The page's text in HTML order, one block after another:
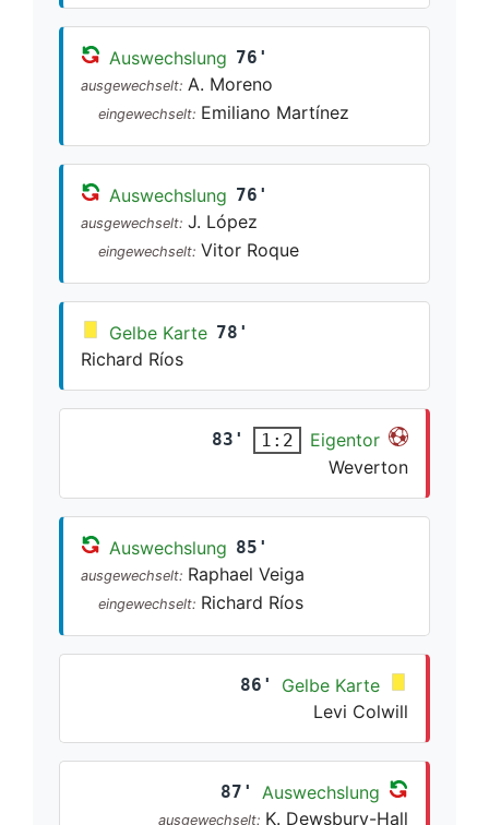
Auswechslung 76'
ausgewechselt: A. Moreno
eingewechselt: Emiliano Martínez
Auswechslung 76'
ausgewechselt: J. López
eingewechselt: Vitor Roque
Gelbe Karte 78'
Richard Ríos
83' 1:2
Eigentor
Weverton
Auswechslung 85'
ausgewechselt: Raphael Veiga
eingewechselt: Richard Ríos
86'
Gelbe Karte
Levi Colwill
87' Auswechslung
ausgewechselt: K. Dewsbury-Hall